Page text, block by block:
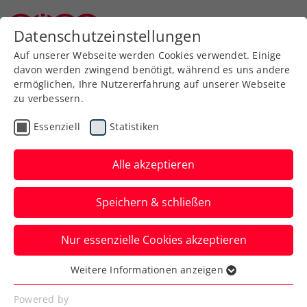
Zurück zur Newsübersicht
Rollstuhltennis
Triumphe für Misolic und
Koller bei win2day ÖTV-
Staatsmeisterschaften
Im Rollstuhltennis setzen sich in
Oberpullendorf Nico Langmann und
Datenschutzeinstellungen
Auf unserer Webseite werden Cookies verwendet. Einige
davon werden zwingend benötigt, während es uns andere
ermöglichen, Ihre Nutzererfahrung auf unserer Webseite
zu verbessern.
Essenziell Statistiken
Alle akzeptieren
Speichern & schließen
Nur essenzielle Cookies akzeptieren
Essenziell
Essenzielle Cookies werden für grundlegende
Weitere Informationen anzeigen
Powered by